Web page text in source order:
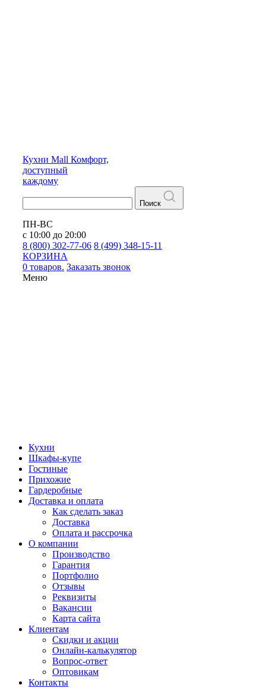
Кухни Mall Комфорт,
доступный
каждому
Поиск
ПН-ВС
с 10:00 до 20:00
8 (800) 302-77-06 8 (499) 348-15-11
КОРЗИНА
0 товаров. Заказать звонок
Меню
Кухни
Шкафы-купе
Гостиные
Прихожие
Гардеробные
Доставка и оплата
Как сделать заказ
Доставка
Оплата и рассрочка
О компании
Производство
Гарантия
Портфолио
Отзывы
Реквизиты
Вакансии
Карта сайта
Клиентам
Скидки и акции
Онлайн-калькулятор
Вопрос-ответ
Оптовикам
Контакты